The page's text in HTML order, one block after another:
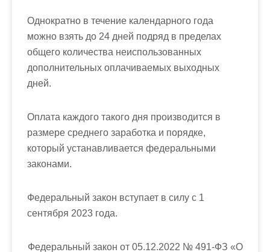
Однократно в течение календарного года
можно взять до 24 дней подряд в пределах
общего количества неиспользованных
дополнительных оплачиваемых выходных
дней.
Оплата каждого такого дня производится в
размере среднего заработка и порядке,
который устанавливается федеральными
законами.
Федеральный закон вступает в силу с 1
сентября 2023 года.
Федеральный закон от 05.12.2022 № 491-ФЗ «О